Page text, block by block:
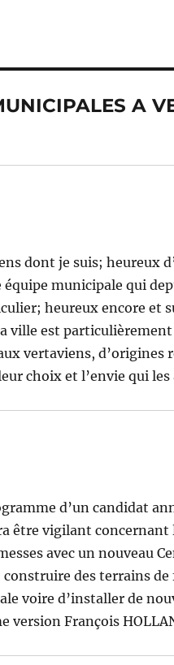
A
dont je suis; heureux
équipe municipale qui
heureux encore et
ville est particulièrement
vertaviens, d’origines
choix et l’envie qui
d’un candidat
être vigilant concernant
avec un nouveau
des terrains
voire d’installer de
version François